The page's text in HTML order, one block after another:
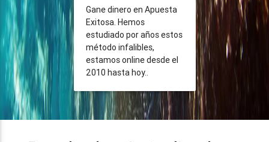
Gane dinero en Apuesta
Exitosa. Hemos
estudiado por años estos
método infalibles,
estamos online desde el
2010 hasta hoy..